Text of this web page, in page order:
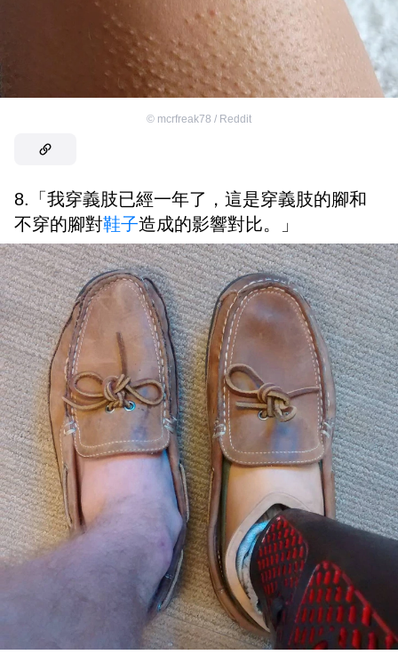
© mcrfreak78 / Reddit
8.「我穿義肢已經一年了，這是穿義肢的腳和
不穿的腳對鞋子造成的影響對比。」